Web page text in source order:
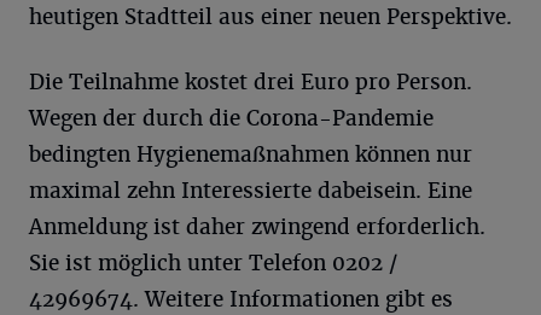
heutigen Stadtteil aus einer neuen Perspektive.
Die Teilnahme kostet drei Euro pro Person.
Wegen der durch die Corona-Pandemie
bedingten Hygienemaßnahmen können nur
maximal zehn Interessierte dabeisein. Eine
Anmeldung ist daher zwingend erforderlich.
Sie ist möglich unter Telefon 0202 /
42969674. Weitere Informationen gibt es